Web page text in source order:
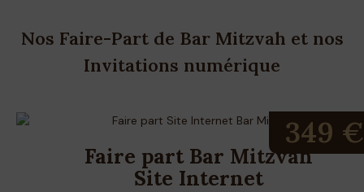
Nos Faire-Part de Bar Mitzvah et nos
Invitations numérique
349 €
Faire part Bar Mitzvah
Site Internet